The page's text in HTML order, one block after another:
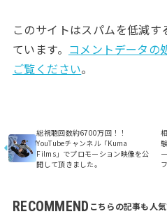
このサイトはスパムを低減
ています。 コメントデータの
ご覧ください。
総視聴回数約6700万回！！
YouTubeチャンネル「Kuma
Films」でプロモーション映像を公
開して頂きました。
RECOMMEND